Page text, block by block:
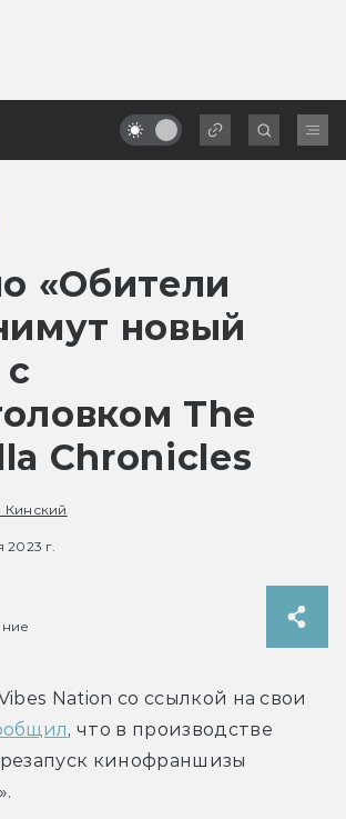
«Обители
новый
The
Chronicles
Кинский
2023 г.
Nation со ссылкой на свои
, что в производстве
кинофраншизы